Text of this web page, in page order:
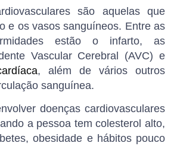
são aquelas que
e os vasos sanguíneos. Entre as
estão o infarto, as
Vascular Cerebral (AVC) e
, além de vários outros
sanguínea.
doenças cardiovasculares
a pessoa tem colesterol alto,
obesidade e hábitos pouco